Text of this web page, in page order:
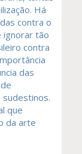
Há
contra o
ignorar tão
contra
das
que
da arte